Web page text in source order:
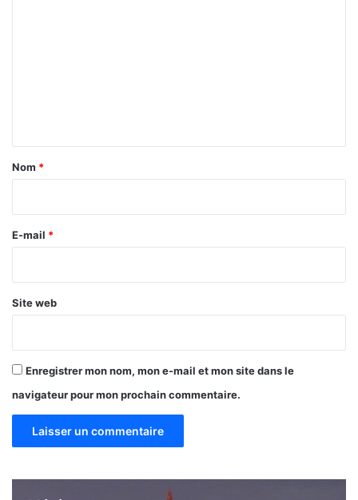
a
e
Nom *
E-mail *
Site web
Enregistrer mon nom, mon e-mail et mon site dans le
navigateur pour mon prochain commentaire.